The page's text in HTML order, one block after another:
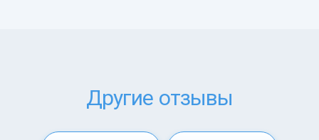
Другие отзывы